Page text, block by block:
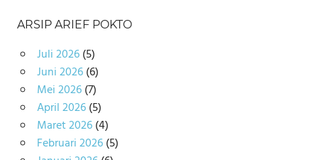
ARSIP ARIEF POKTO
Juli 2026(5)
Juni 2026(6)
Mei 2026(7)
April 2026(5)
Maret 2026(4)
Februari 2026(5)